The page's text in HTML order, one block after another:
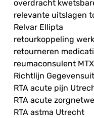
overdracht
relevante uitslagen
Relvar Ellipta
retourkoppeling
retourneren
reumaconsulent MTX
Richtlijn
RTA acute pijn
RTA acute
RTA astma Utrecht